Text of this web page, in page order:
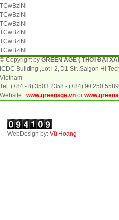
TCwBzlNl
TCwBzlNl
TCwBzlNl
TCwBzlNl
TCwBzlNl
TCwBzlNl
© Copyright by GREEN AGE ( THỜI ĐẠI
ICDC Building ,Lot i 2, D1 Str.,Saigon Hi
Vietnam
Tel: (+84 - 8) 3503 2358 - (+84) 90 250
Website : www.greenage.vn or
WebDesign by: Vũ Hoàng